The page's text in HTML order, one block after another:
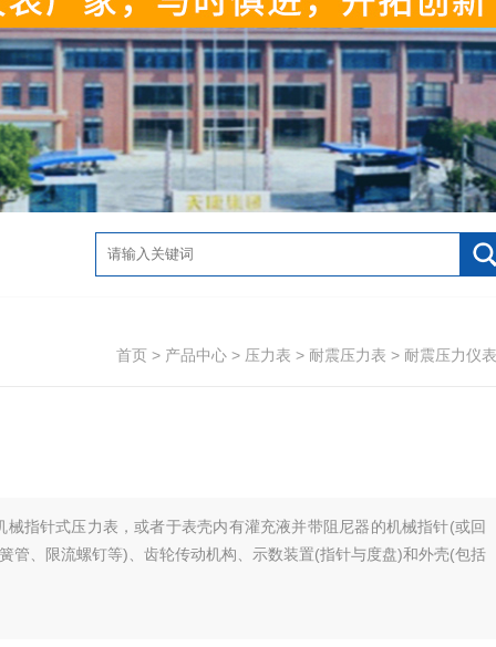
首页 > 产品中心 > 压力表 > 耐震压力表 > 耐震压力仪表
指针式压力表，或者于表壳内有灌充液并带阻尼器的机械指针(或回
管、限流螺钉等)、齿轮传动机构、示数装置(指针与度盘)和外壳(包括